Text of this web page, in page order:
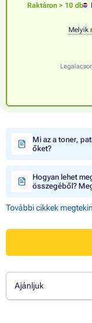
Raktáron > 10 db
Melyik
Mi az a toner,
őket?
Hogyan lehet
összegéből?
További cikkek
Ajánljuk